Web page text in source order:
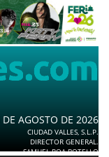
DE AGOSTO DE 2026
CIUDAD VALLES, S.L.P.
DIRECTOR GENERAL.
SAMUEL ROA BOTELLO